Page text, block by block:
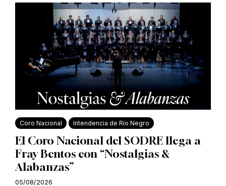
Coro Nacional Intendencia de Río Negro
El Coro Nacional del SODRE llega a
Fray Bentos con “Nostalgias &
Alabanzas”
05/08/2026